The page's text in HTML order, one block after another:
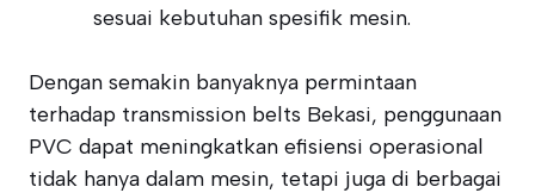
sesuai kebutuhan spesifik mesin.
Dengan semakin banyaknya permintaan
terhadap transmission belts Bekasi, penggunaan
PVC dapat meningkatkan efisiensi operasional
tidak hanya dalam mesin, tetapi juga di berbagai